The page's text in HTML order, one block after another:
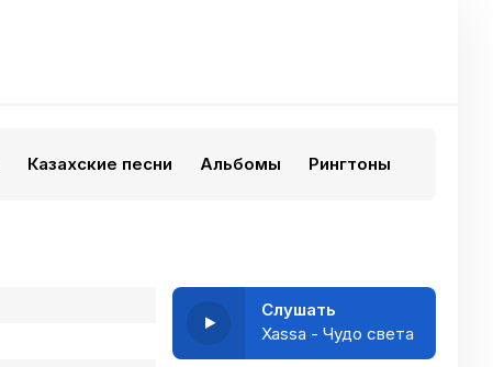
Казахские песни Альбомы Рингтоны
Слушать
Xassa - Чудо света